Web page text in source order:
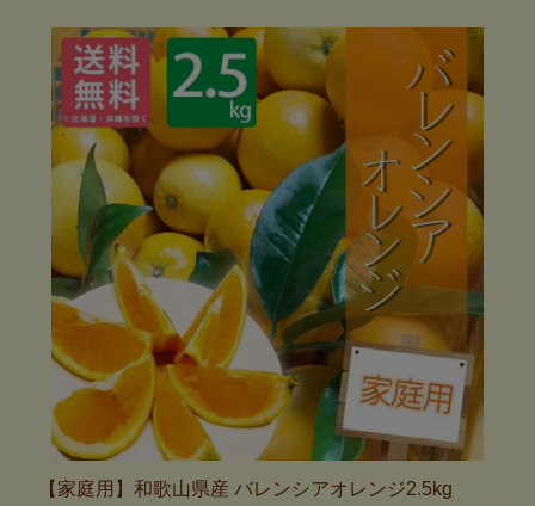
【家庭用】和歌山県産 バレンシアオレンジ2.5kg